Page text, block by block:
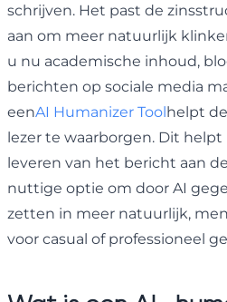
schrijven. Het past de
aan om meer natuurlijk
u nu academische inhoud,
berichten op sociale media
eenAI Humanizer Toolhelpt
lezer te waarborgen. Dit
leveren van het bericht aan
nuttige optie om door AI
zetten in meer natuurlijk,
voor casual of professioneel